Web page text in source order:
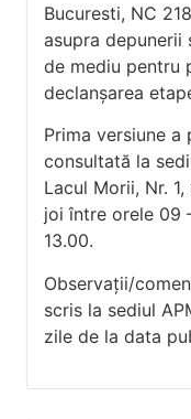
Bucuresti, NC
asupra
de mediu pentru
declanşarea
Prima versiune
consultată la
Lacul Morii, Nr.
joi între orele 09
13.00.
Observaţii/
scris la sediul
zile de la data